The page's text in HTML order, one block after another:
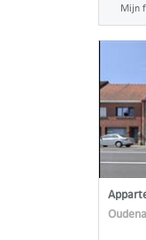
Mijn